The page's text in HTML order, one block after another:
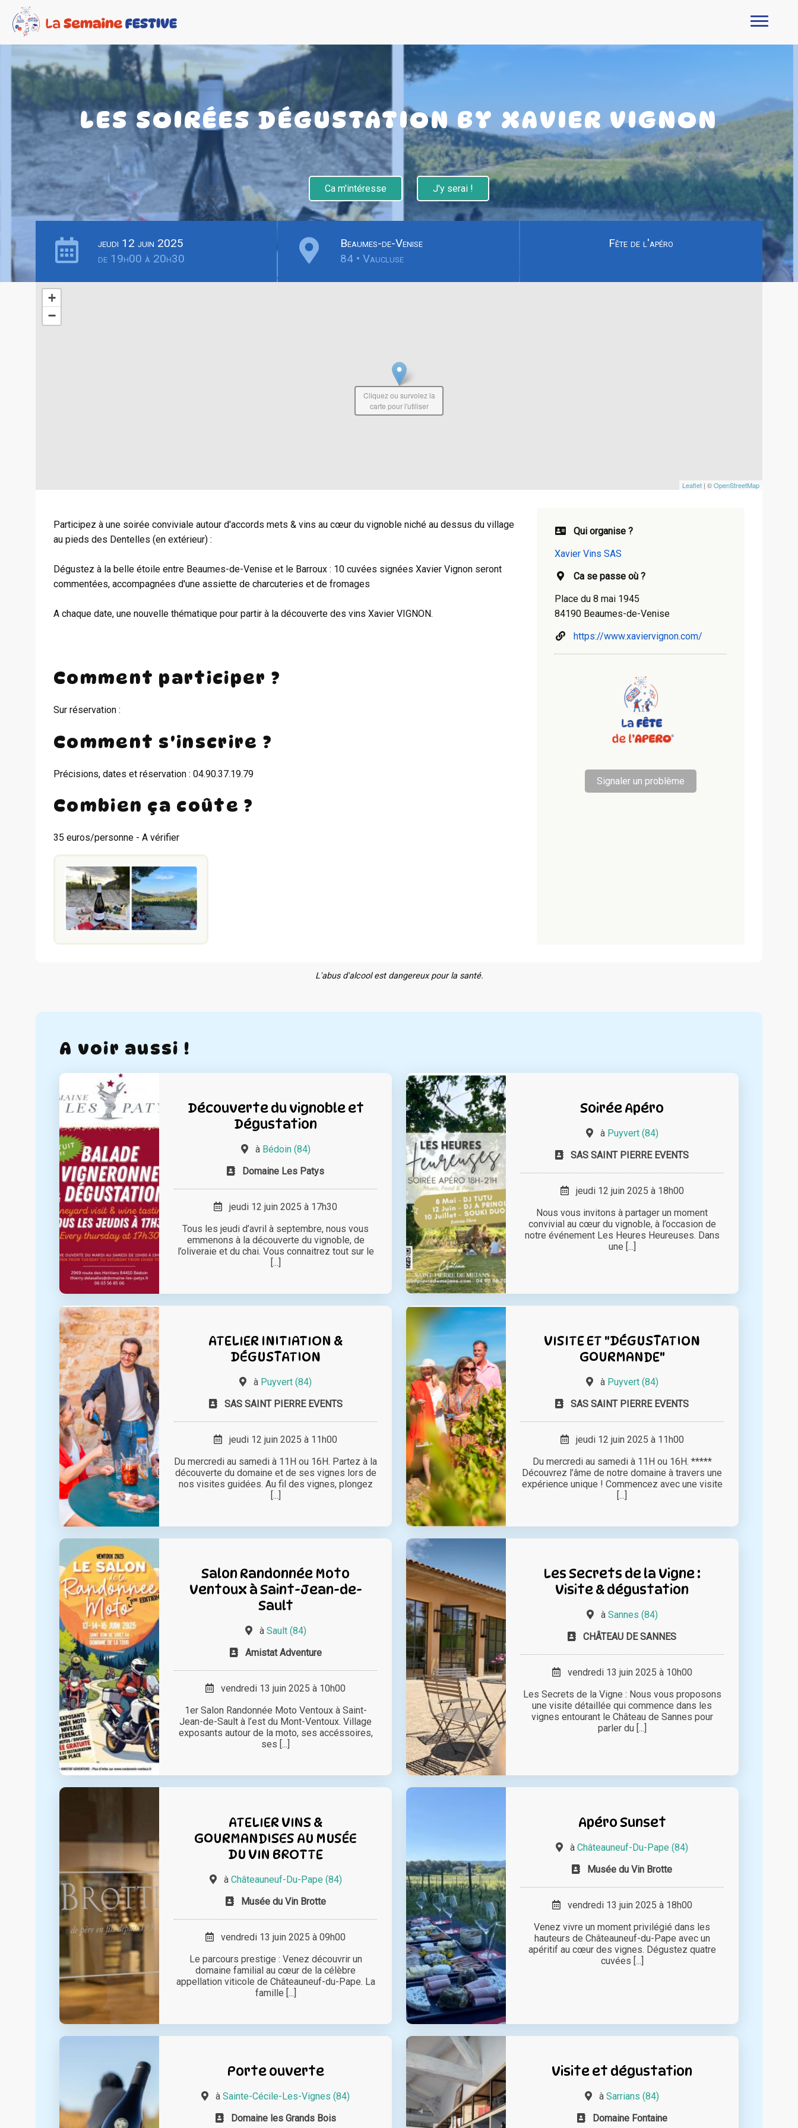
LES SOIRÉES DÉGUSTATION BY XAVIER VIGNON
Ca m'intéresse J'y serai !
jeudi 12 juin 2025
de 19h00 à 20h30
Beaumes-de-Venise
84 • Vaucluse
Fête de l'apéro
+
−
Leaflet | ©OpenStreetMap
Cliquez ou survolez la
carte pour l'utiliser
Participez à une soirée conviviale autour d'accords mets & vins au cœur du vignoble niché au dessus du village
au pieds des Dentelles (en extérieur) :
Dégustez à la belle étoile entre Beaumes-de-Venise et le Barroux : 10 cuvées signées Xavier Vignon seront
commentées, accompagnées d'une assiette de charcuteries et de fromages
A chaque date, une nouvelle thématique pour partir à la découverte des vins Xavier VIGNON.
Comment participer ?
Sur réservation :
Comment s'inscrire ?
Précisions, dates et réservation : 04.90.37.19.79
Combien ça coûte ?
35 euros/personne - A vérifier
Qui organise ?
Xavier Vins SAS
Ca se passe où ?
Place du 8 mai 1945
84190 Beaumes-de-Venise
https://www.xaviervignon.com/
Signaler un problème
L'abus d'alcool est dangereux pour la santé.
A voir aussi !
Découverte du vignoble et
Dégustation
à Bédoin (84)
Domaine Les Patys
jeudi 12 juin 2025 à 17h30
Tous les jeudi d’avril à septembre, nous vous
emmenons à la découverte du vignoble, de
l’oliveraie et du chai. Vous connaitrez tout sur le
[...]
Soirée Apéro
à Puyvert (84)
SAS SAINT PIERRE EVENTS
jeudi 12 juin 2025 à 18h00
Nous vous invitons à partager un moment
convivial au cœur du vignoble, à l’occasion de
notre événement Les Heures Heureuses. Dans
une [...]
ATELIER INITIATION &
DÉGUSTATION
à Puyvert (84)
SAS SAINT PIERRE EVENTS
jeudi 12 juin 2025 à 11h00
Du mercredi au samedi à 11H ou 16H. Partez à la
découverte du domaine et de ses vignes lors de
nos visites guidées. Au fil des vignes, plongez
[...]
VISITE ET "DÉGUSTATION
GOURMANDE"
à Puyvert (84)
SAS SAINT PIERRE EVENTS
jeudi 12 juin 2025 à 11h00
Du mercredi au samedi à 11H ou 16H. *****
Découvrez l’âme de notre domaine à travers une
expérience unique ! Commencez avec une visite
[...]
Salon Randonnée Moto
Ventoux à Saint-Jean-de-
Sault
à Sault (84)
Amistat Adventure
vendredi 13 juin 2025 à 10h00
1er Salon Randonnée Moto Ventoux à Saint-
Jean-de-Sault à l’est du Mont-Ventoux. Village
exposants autour de la moto, ses accéssoires,
ses [...]
Les Secrets de la Vigne :
Visite & dégustation
à Sannes (84)
CHÂTEAU DE SANNES
vendredi 13 juin 2025 à 10h00
Les Secrets de la Vigne : Nous vous proposons
une visite détaillée qui commence dans les
vignes entourant le Château de Sannes pour
parler du [...]
ATELIER VINS &
GOURMANDISES AU MUSÉE
DU VIN BROTTE
à Châteauneuf-Du-Pape (84)
Musée du Vin Brotte
vendredi 13 juin 2025 à 09h00
Le parcours prestige : Venez découvrir un
domaine familial au cœur de la célèbre
appellation viticole de Châteauneuf-du-Pape. La
famille [...]
Apéro Sunset
àChâteauneuf-Du-Pape (84)
Musée du Vin Brotte
vendredi 13 juin 2025 à 18h00
Venez vivre un moment privilégié dans les
hauteurs de Châteauneuf-du-Pape avec un
apéritif au cœur des vignes. Dégustez quatre
cuvées [...]
Porte ouverte
àSainte-Cécile-Les-Vignes (84)
Domaine les Grands Bois
Visite et dégustation
àSarrians (84)
Domaine Fontaine